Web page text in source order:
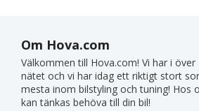
Om Hova.com
Välkommen till Hova.com! Vi har i
nätet och vi har idag ett riktigt stort
mesta inom bilstyling och tuning! Hos
kan tänkas behöva till din bil!